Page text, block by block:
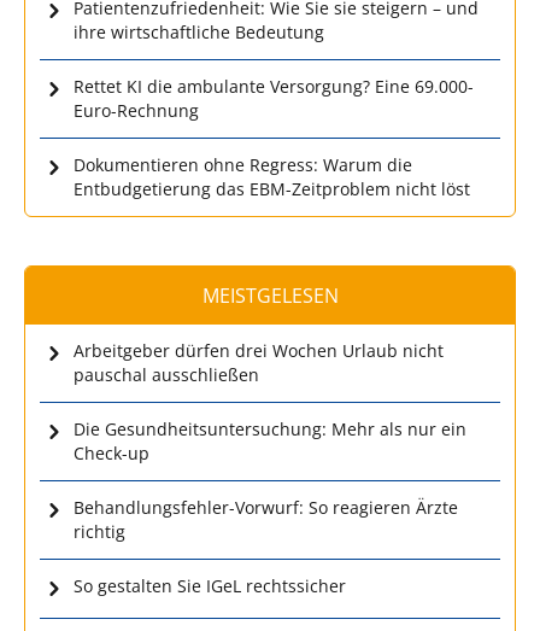
Patientenzufriedenheit: Wie Sie sie steigern – und
ihre wirtschaftliche Bedeutung
Rettet KI die ambulante Versorgung? Eine 69.000-
Euro-Rechnung
Dokumentieren ohne Regress: Warum die
Entbudgetierung das EBM-Zeitproblem nicht löst
MEISTGELESEN
Arbeitgeber dürfen drei Wochen Urlaub nicht
pauschal ausschließen
Die Gesundheitsuntersuchung: Mehr als nur ein
Check-up
Behandlungsfehler-Vorwurf: So reagieren Ärzte
richtig
So gestalten Sie IGeL rechtssicher